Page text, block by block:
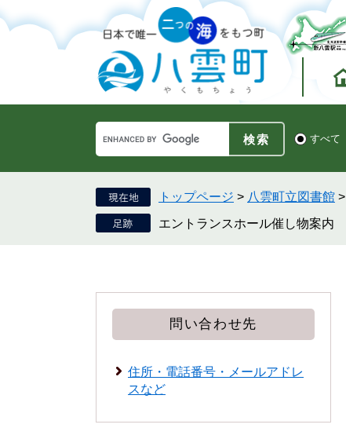
ー
で
ニ
ば
文
Google
カ
ス
タ
ム
検
検 すべて
トップページ > 八雲町立図書館 >
エントランスホール催し物案内
問い合わせ先
住所・電話番号・メールアドレ
スなど